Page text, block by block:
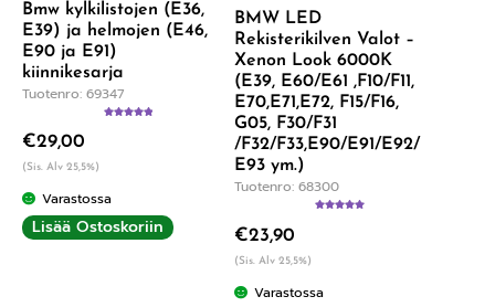
Bmw kylkilistojen (E36,
E39) ja helmojen (E46,
E90 ja E91)
kiinnikesarja
Tuotenro: 69347
€29,00
(Sis. Alv 25,5%)
Varastossa
Lisää Ostoskoriin
BMW LED
Rekisterikilven Valot –
Xenon Look 6000K
(E39, E60/E61 ,F10/F11,
E70,E71,E72, F15/F16,
G05, F30/F31
/F32/F33,E90/E91/E92/
E93 ym.)
Tuotenro: 68300
€23,90
(Sis. Alv 25,5%)
Varastossa